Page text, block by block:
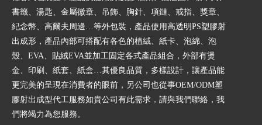
書籤、湯匙、金屬徽章、吊飾、胸針、項鏈、戒指、獎章、
紀念幣、高爾夫周邊…等外包裝，產品使用高透明PS塑膠射
出成形，產品內部可搭配有各色的植絨、紙卡、泡綿、泡
殼、EVA、貼絨EVA並加工固定各式產品組合，外部有燙
金、印刷、紙套、紙盒…其優良品質，多樣設計，讓產品能
更完美的呈現在消費者的眼前，另公司也從事OEM/ODM塑
膠射出成型代工服務如貴公司有此需求，請與我們聯絡，我
們將竭力為您服務。